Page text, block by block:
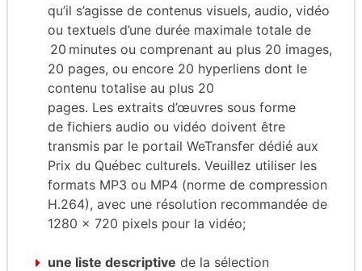
qu’il s’agisse de contenus visuels, audio, vidéo
ou textuels d’une durée maximale totale de
20 minutes ou comprenant au plus 20 images,
20 pages, ou encore 20 hyperliens dont le
contenu totalise au plus 20
pages. Les extraits d’œuvres sous forme
de fichiers audio ou vidéo doivent être
transmis par le portail WeTransfer dédié aux
Prix du Québec culturels. Veuillez utiliser les
formats MP3 ou MP4 (norme de compression
H.264), avec une résolution recommandée de
1280 x 720 pixels pour la vidéo;
une liste descriptive de la sélection